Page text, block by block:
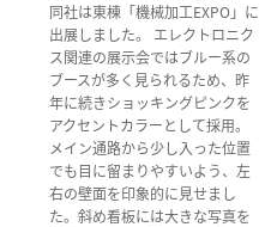
同社は東棟「機械加工EXPO」に
出展しました。 エレクトロニク
ス関連の展示会ではブルー系の
ブースが多く見られるため、昨
年に続きショッキングピンクを
アクセントカラーとして採用。
メイン通路から少し入った位置
でも目に留まりやすいよう、左
右の壁面を印象的に見せまし
た。斜め看板には大きな写真を